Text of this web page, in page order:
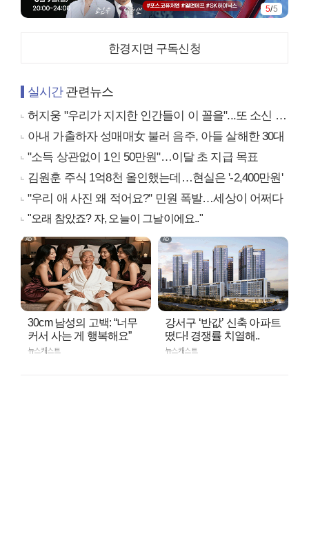
5/5
한경지면 구독신청
실시간관련뉴스
허지웅 "우리가 지지한 인간들이 이 꼴을"...또 소신 발언
아내 가출하자 성매매女 불러 음주, 아들 살해한 30대
"소득 상관없이 1인 50만원"…이달 초 지급 목표
김원훈 주식 1억8천 올인했는데…현실은 '-2,400만원'
"우리 애 사진 왜 적어요?" 민원 폭발…세상이 어쩌다
"오래 참았죠? 자, 오늘이 그날이에요.."
30cm 남성의 고백: “너무
커서 사는 게 행복해요”
뉴스캐스트
강서구 ‘반값’ 신축 아파트
떴다! 경쟁률 치열해..
뉴스캐스트